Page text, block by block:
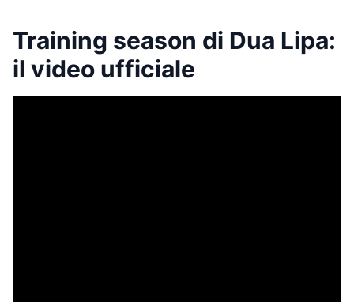
Training season di Dua Lipa:
il video ufficiale